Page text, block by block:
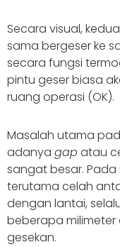
Secara visual,
sama bergeser ke
secara fungsi
pintu geser biasa
ruang operasi (OK).
Masalah utama
adanya gap atau
sangat besar. Pada
terutama celah
dengan lantai,
beberapa
gesekan.